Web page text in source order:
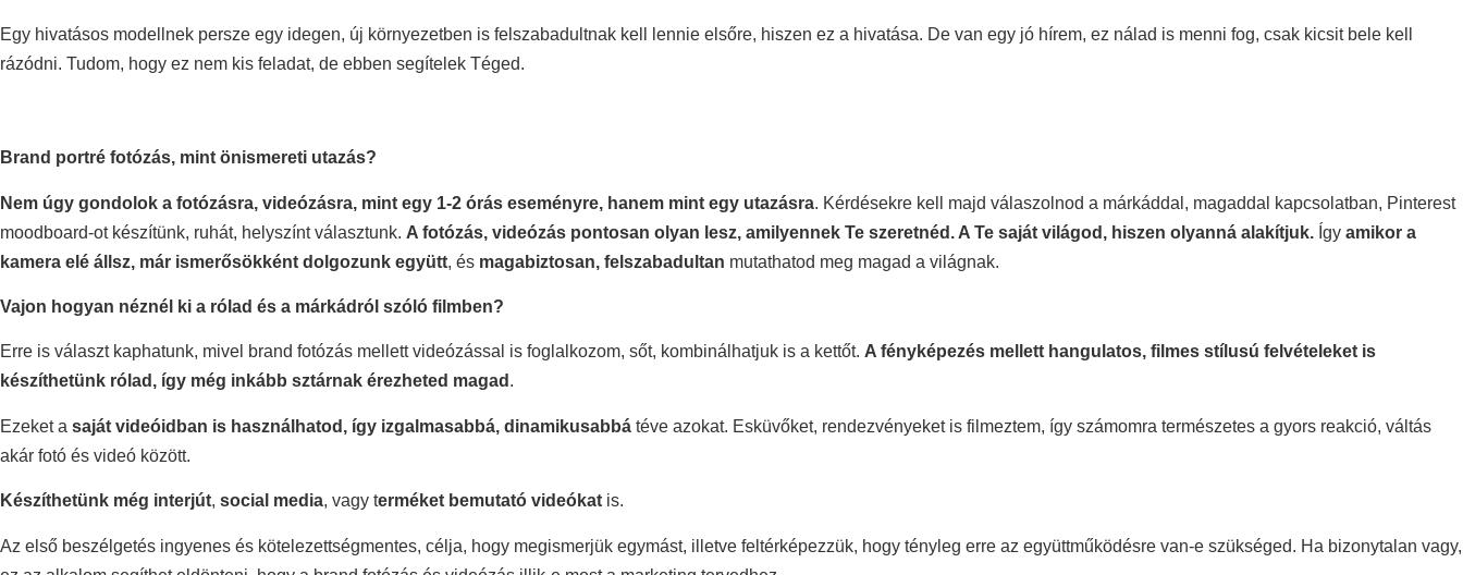
Egy hivatásos modellnek persze egy idegen, új környezetben is felszabadultnak kell lennie elsőre, hiszen ez a hivatása. De van egy jó hírem, ez nálad is menni fog, csak kicsit bele kell
rázódni. Tudom, hogy ez nem kis feladat, de ebben segítelek Téged.
Brand portré fotózás, mint önismereti utazás?
Nem úgy gondolok a fotózásra, videózásra, mint egy 1-2 órás eseményre, hanem mint egy utazásra. Kérdésekre kell majd válaszolnod a márkáddal, magaddal kapcsolatban, Pinterest
moodboard-ot készítünk, ruhát, helyszínt választunk. A fotózás, videózás pontosan olyan lesz, amilyennek Te szeretnéd. A Te saját világod, hiszen olyanná alakítjuk. Így amikor a
kamera elé állsz, már ismerősökként dolgozunk együtt, és magabiztosan, felszabadultan mutathatod meg magad a világnak.
Vajon hogyan néznél ki a rólad és a márkádról szóló filmben?
Erre is választ kaphatunk, mivel brand fotózás mellett videózással is foglalkozom, sőt, kombinálhatjuk is a kettőt. A fényképezés mellett hangulatos, filmes stílusú felvételeket is
készíthetünk rólad, így még inkább sztárnak érezheted magad .
Ezeket a saját videóidban is használhatod, így izgalmasabbá, dinamikusabbá téve azokat. Esküvőket, rendezvényeket is filmeztem, így számomra természetes a gyors reakció, váltás
akár fotó és videó között.
Készíthetünk még interjút, social media, vagy terméket bemutató videókat is.
Az első beszélgetés ingyenes és kötelezettségmentes, célja, hogy megismerjük egymást, illetve feltérképezzük, hogy tényleg erre az együttműködésre van-e szükséged. Ha bizonytalan vagy,